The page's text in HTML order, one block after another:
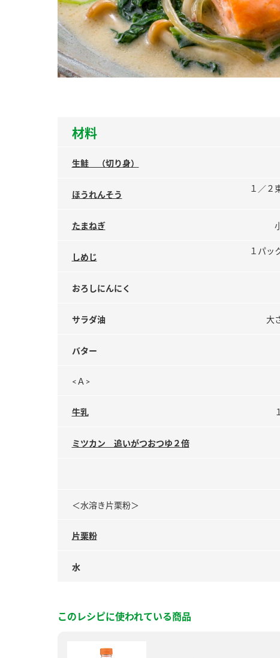
材料
生鮭 （切り身）
ほうれんそう
１／２
たまねぎ
しめじ
１パッ
おろしにんにく
サラダ油 大
バター
<Ａ>
牛乳
ミツカン 追いがつおつゆ２倍
＜水溶き片栗粉＞
片栗粉
水
このレシピに使われている商品